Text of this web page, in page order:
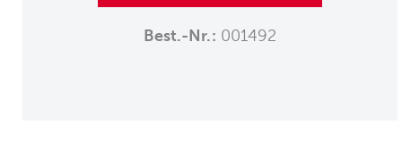
Best.-Nr.: 001492